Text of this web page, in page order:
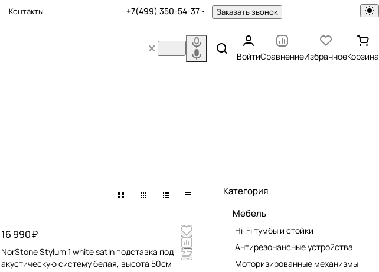
Контакты +7(499) 350-54-37 Заказать звонок
ВойтиСравнениеИзбранноеКорзина
16 990 ₽
NorStone Stylum 1 white satin подставка под
акустическую систему белая, высота 50см
Категория
Мебель
Hi-Fi тумбы и стойки
Антирезонансные устройства
Моторизированные механизмы